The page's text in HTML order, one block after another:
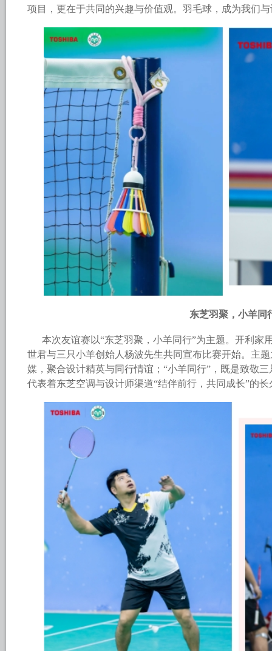
项目，更在于共同的兴趣与价值观。羽毛球，成为我们
东芝羽聚，小羊同
本次友谊赛以“东芝羽聚，小羊同行”为主题。开利家
世君与三只小羊创始人杨波先生共同宣布比赛开始。主
媒，聚合设计精英与同行情谊；“小羊同行”，既是致敬
代表着东芝空调与设计师渠道“结伴前行，共同成长”的长